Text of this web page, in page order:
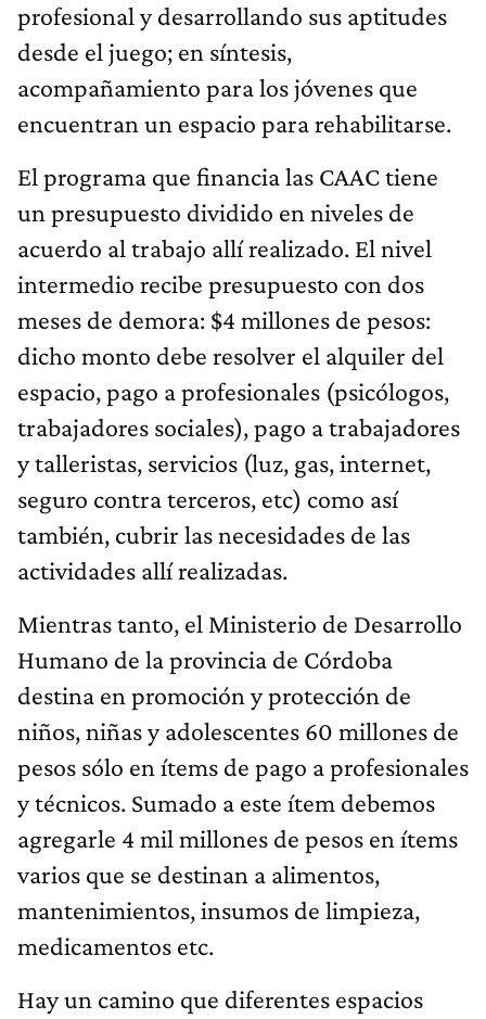
profesional y desarrollando sus aptitudes
desde el juego; en síntesis,
acompañamiento para los jóvenes que
encuentran un espacio para rehabilitarse.
El programa que financia las CAAC tiene
un presupuesto dividido en niveles de
acuerdo al trabajo allí realizado. El nivel
intermedio recibe presupuesto con dos
meses de demora: $4 millones de pesos:
dicho monto debe resolver el alquiler del
espacio, pago a profesionales (psicólogos,
trabajadores sociales), pago a trabajadores
y talleristas, servicios (luz, gas, internet,
seguro contra terceros, etc) como así
también, cubrir las necesidades de las
actividades allí realizadas.
Mientras tanto, el Ministerio de Desarrollo
Humano de la provincia de Córdoba
destina en promoción y protección de
niños, niñas y adolescentes 60 millones de
pesos sólo en ítems de pago a profesionales
y técnicos. Sumado a este ítem debemos
agregarle 4 mil millones de pesos en ítems
varios que se destinan a alimentos,
mantenimientos, insumos de limpieza,
medicamentos etc.
Hay un camino que diferentes espacios